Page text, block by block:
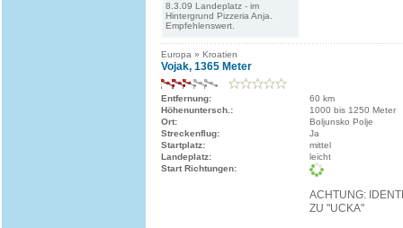
8.3.09 Landeplatz - im
Hintergrund Pizzeria Anja.
Empfehlenswert.
Europa » Kroatien
Vojak, 1365 Meter
Entfernung:
60 km
Höhenuntersch.:
1000 bis 1250 Meter
Ort:
Boljunsko Polje
Streckenflug:
Ja
Startplatz:
mittel
Landeplatz:
leicht
Start Richtungen:
ACHTUNG:
ZU "UCKA"